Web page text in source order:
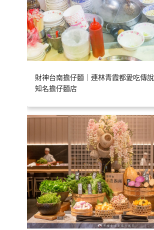
財神台南擔仔麵｜連林青霞都愛吃傳
知名擔仔麵店